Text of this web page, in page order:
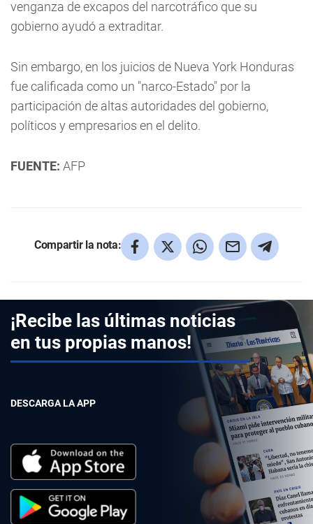
venganza de excapos del narcotráfico que su
gobierno ayudó a extraditar.
Sin embargo, en los juicios de Nueva York Honduras
fue calificada como un "narco-Estado" por la
participación de altas autoridades del gobierno,
políticos y empresarios en el delito.
FUENTE: AFP
Compartir la nota:
¡Recibe las últimas noticias
en tus propias manos!
DESCARGA LA APP